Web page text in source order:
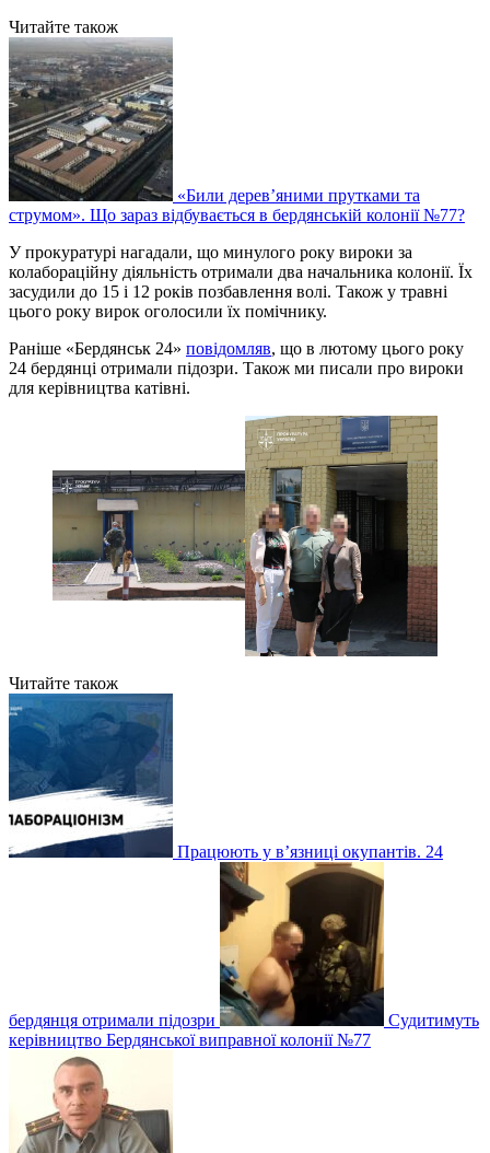
Читайте також
«Били дерев’яними прутками та
струмом». Що зараз відбувається в бердянській колонії №77?
У прокуратурі нагадали, що минулого року вироки за
колабораційну діяльність отримали два начальника колонії. Їх
засудили до 15 і 12 років позбавлення волі. Також у травні
цього року вирок оголосили їх помічнику.
Раніше «Бердянськ 24» повідомляв, що в лютому цього року
24 бердянці отримали підозри. Також ми писали про вироки
для керівництва катівні.
Читайте також
Працюють у в’язниці окупантів. 24
бердянця отримали підозри
Судитимуть
керівництво Бердянської виправної колонії №77